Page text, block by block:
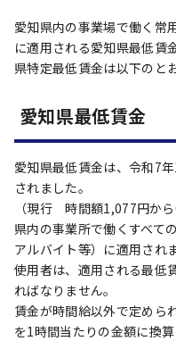
愛知県内の事業場で働く常
に適用される愛知県最低賃
県特定最低賃金は以下のと
愛知県最低賃金
愛知県最低賃金は、令和7
されました。
（現行 時間額1,077円から
県内の事業所で働くすべて
アルバイト等）に適用されま
使用者は、適用される最低
ればなりません。
賃金が時間給以外で定めら
を1時間当たりの金額に換